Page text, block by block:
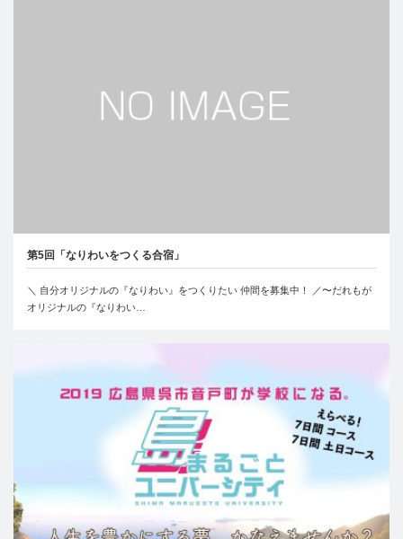
第5回「なりわいをつくる合宿」
＼ 自分オリジナルの『なりわい』をつくりたい 仲間を募集中！ ／〜だれもが
オリジナルの『なりわい…